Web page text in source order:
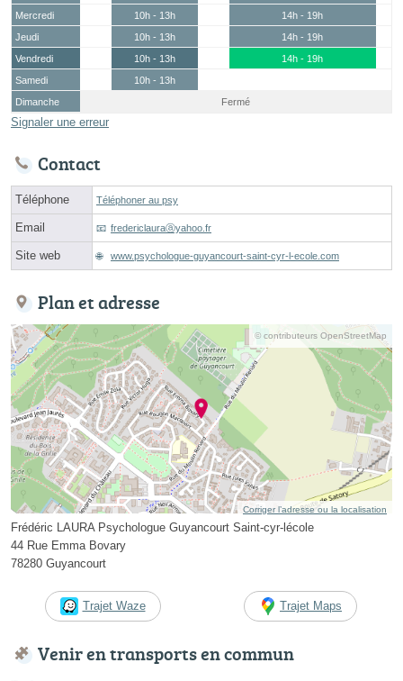
Mercredi
10h - 13h
14h - 19h
Jeudi
10h - 13h
14h - 19h
Vendredi
10h - 13h
14h - 19h
Samedi
10h - 13h
Dimanche
Fermé
Signaler une erreur
Contact
Téléphone Téléphoner au psy
Email fredericlauraⓐyahoo.fr
Site web www.psychologue-guyancourt-saint-cyr-l-ecole.com
Plan et adresse
© contributeurs OpenStreetMap
Corriger l’adresse ou la localisation
Frédéric LAURA Psychologue Guyancourt Saint-cyr-lécole
44 Rue Emma Bovary
78280 Guyancourt
Trajet Waze Trajet Maps
Venir en transports en commun